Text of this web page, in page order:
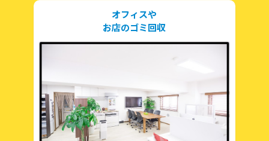
オフィスや
お店のゴミ回収